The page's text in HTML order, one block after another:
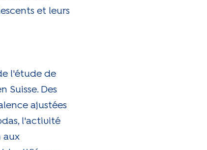
et leurs
l'étude de
Suisse. Des
ajustées
l'activité
aux